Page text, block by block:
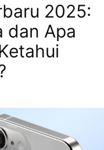
2025:
dan Apa